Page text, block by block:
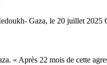
Gaza, le 20 juillet
« Après 22 mois de cette